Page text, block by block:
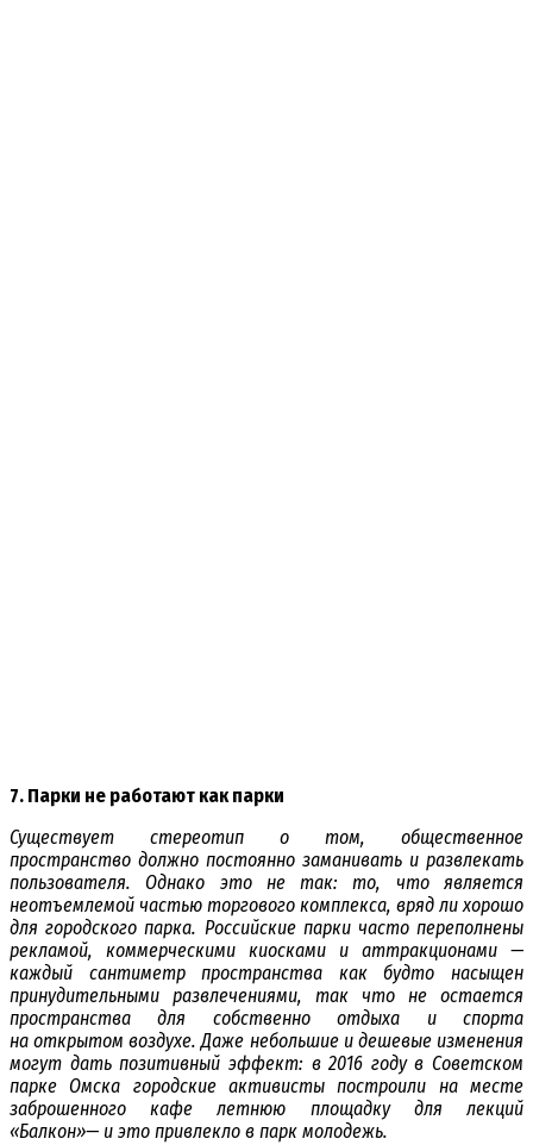
7. Парки не работают как парки
Существует стереотип о том, общественное
пространство должно постоянно заманивать и развлекать
пользователя. Однако это не так: то, что является
неотъемлемой частью торгового комплекса, вряд ли хорошо
для городского парка. Российские парки часто переполнены
рекламой, коммерческими киосками и аттракционами —
каждый сантиметр пространства как будто насыщен
принудительными развлечениями, так что не остается
пространства для собственно отдыха и спорта
на открытом воздухе. Даже небольшие и дешевые изменения
могут дать позитивный эффект: в 2016 году в Советском
парке Омска городские активисты построили на месте
заброшенного кафе летнюю площадку для лекций
«Балкон»— и это привлекло в парк молодежь.